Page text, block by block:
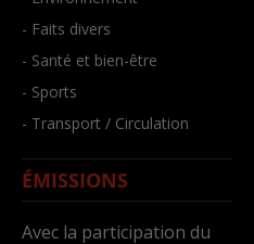
- Faits divers
- Santé et bien-être
- Sports
- Transport / Circulation
ÉMISSIONS
Avec la participation du